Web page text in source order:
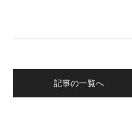
記事の一覧へ